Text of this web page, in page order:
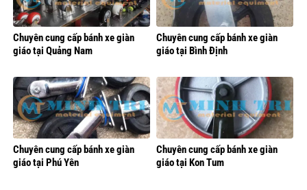
Chuyên cung cấp bánh xe giàn
giáo tại Quảng Nam
Chuyên cung cấp bánh xe giàn
giáo tại Bình Định
Chuyên cung cấp bánh xe giàn
giáo tại Phú Yên
Chuyên cung cấp bánh xe giàn
giáo tại Kon Tum